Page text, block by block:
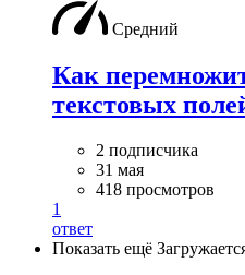
Средний
Как
текстовых
2 подписчика
31 мая
418 просмотров
1
ответ
Показать ещё